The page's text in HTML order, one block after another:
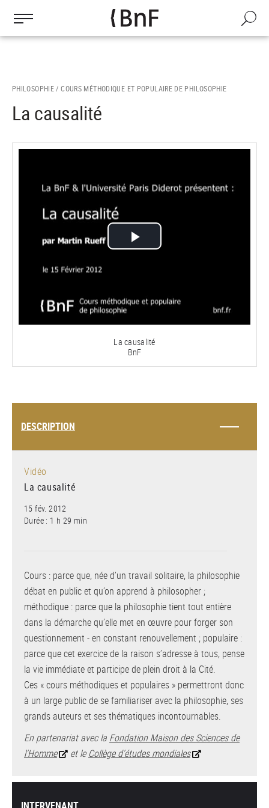
contenu
Recherche
PHILOSOPHIE / COURS MÉTHODIQUE ET POPULAIRE DE PHILOSOPHIE
La causalité
Lire
vidéo
La causalité
BnF
DESCRIPTION
Vidéo
La causalité
15 fév. 2012
Durée : 1 h 29 min
Cours : parce que, née d’un travail solitaire, la philosophie
débat en public et qu’on apprend à philosopher ;
méthodique : parce que la philosophie tient tout entière
dans la démarche qu’elle met en œuvre pour forger son
questionnement - en constant renouvellement ; populaire :
parce que cet exercice de la raison s’adresse à tous, pense
la vie immédiate et participe de plein droit à la Cité.
Ces « cours méthodiques et populaires » permettront donc
à un large public de se familiariser avec la philosophie, ses
grands auteurs et ses thématiques incontournables.
En partenariat avec la Fondation Maison des Sciences de
l’Homme
et le Collège d’études mondiales
INTERVENANT